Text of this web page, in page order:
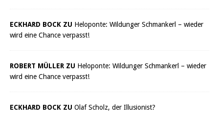
ECKHARD BOCK ZU Heloponte: Wildunger Schmankerl – wieder
wird eine Chance verpasst!
ROBERT MÜLLER ZU Heloponte: Wildunger Schmankerl – wieder
wird eine Chance verpasst!
ECKHARD BOCK ZU Olaf Scholz, der Illusionist?